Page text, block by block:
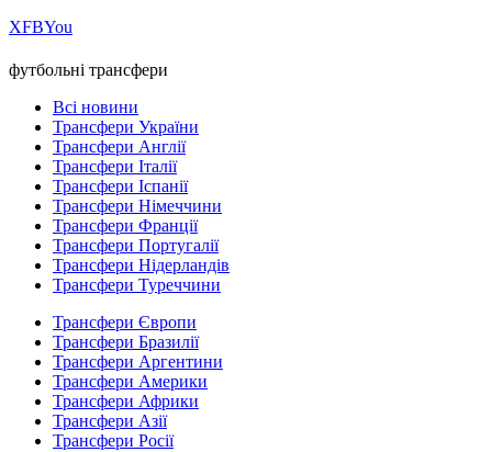
ХFBYou
футбольні трансфери
Всі новини
Трансфери України
Трансфери Англії
Трансфери Італії
Трансфери Іспанії
Трансфери Німеччини
Трансфери Франції
Трансфери Португалії
Трансфери Нідерландів
Трансфери Туреччини
Трансфери Європи
Трансфери Бразилії
Трансфери Аргентини
Трансфери Америки
Трансфери Африки
Трансфери Азії
Трансфери Росії